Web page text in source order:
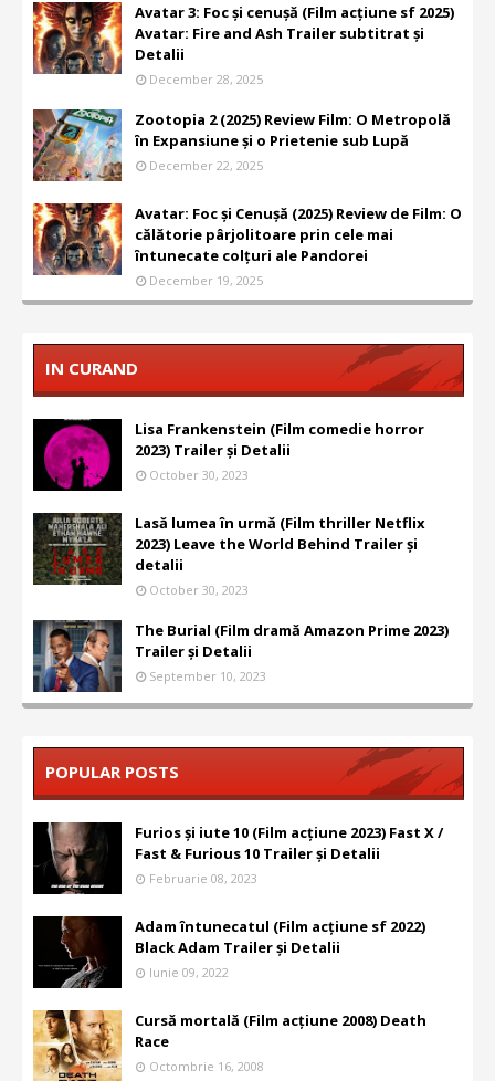
Avatar 3: Foc și cenușă (Film acțiune sf 2025)
Avatar: Fire and Ash Trailer subtitrat și
Detalii
December 28, 2025
Zootopia 2 (2025) Review Film: O Metropolă
în Expansiune și o Prietenie sub Lupă
December 22, 2025
Avatar: Foc și Cenușă (2025) Review de Film: O
călătorie pârjolitoare prin cele mai
întunecate colțuri ale Pandorei
December 19, 2025
IN CURAND
Lisa Frankenstein (Film comedie horror
2023) Trailer și Detalii
October 30, 2023
Lasă lumea în urmă (Film thriller Netflix
2023) Leave the World Behind Trailer și
detalii
October 30, 2023
The Burial (Film dramă Amazon Prime 2023)
Trailer și Detalii
September 10, 2023
POPULAR POSTS
Furios și iute 10 (Film acțiune 2023) Fast X /
Fast & Furious 10 Trailer și Detalii
Februarie 08, 2023
Adam întunecatul (Film acțiune sf 2022)
Black Adam Trailer și Detalii
Iunie 09, 2022
Cursă mortală (Film acțiune 2008) Death
Race
Octombrie 16, 2008